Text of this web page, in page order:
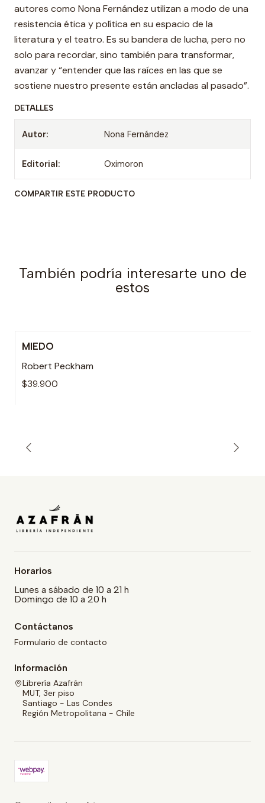
autores como Nona Fernández utilizan a modo de una
resistencia ética y política en su espacio de la
literatura y el teatro. Es su bandera de lucha, pero no
solo para recordar, sino también para transformar,
avanzar y “entender que las raíces en las que se
sostiene nuestro presente están ancladas al pasado”.
DETALLES
Autor: Nona Fernández
Editorial: Oximoron
COMPARTIR ESTE PRODUCTO
También podría interesarte uno de
estos
MIEDO
Robert Peckham
$39.900
Horarios
Lunes a sábado de 10 a 21 h
Domingo de 10 a 20 h
Contáctanos
Formulario de contacto
Información
Librería Azafrán
MUT, 3er piso
Santiago - Las Condes
Región Metropolitana - Chile